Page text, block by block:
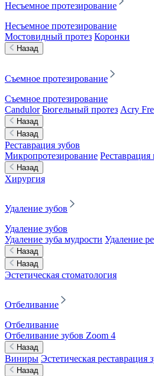
Несъемное протезирование
Несъемное протезирование
Мостовидный протез Коронки
Назад
Съемное протезирование
Съемное протезирование
Candulor Бюгельный протез Acry
Назад
Назад
Реставрация зубов
Микропротезирование Реставрация
Назад
Хирургия
Удаление зубов
Удаление зубов
Удаление зуба мудрости Удаление
Назад
Назад
Эстетическая стоматология
Отбеливание
Отбеливание
Отбеливание зубов Zoom 4
Назад
Виниры Эстетическая реставрация
Назад